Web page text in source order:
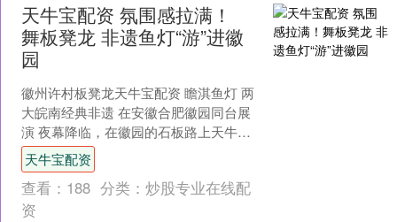
天牛宝配资 氛围感拉满！
舞板凳龙 非遗鱼灯“游”进徽
园
徽州许村板凳龙天牛宝配资 瞻淇鱼灯 两
大皖南经典非遗 在安徽合肥徽园同台展
演 夜幕降临，在徽园的石板路上天牛宝
配资，来自黄山歙县许村的板凳龙蜿蜒
前行，这条长龙由....
天牛宝配资
查看： 188 分类： 炒股专业在线配
资